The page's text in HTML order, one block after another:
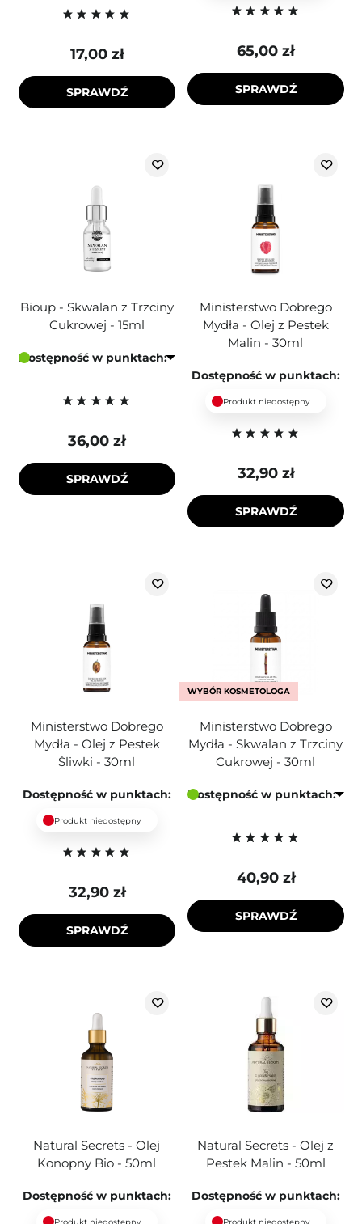
17,00 zł
SPRAWDŹ
65,00 zł
SPRAWDŹ
Bioup - Skwalan z Trzciny
Cukrowej - 15ml
Dostępność w punktach:
36,00 zł
SPRAWDŹ
Ministerstwo Dobrego
Mydła - Olej z Pestek
Malin - 30ml
Dostępność w punktach:
Produkt niedostępny
32,90 zł
SPRAWDŹ
Ministerstwo Dobrego
Mydła - Olej z Pestek
Śliwki - 30ml
Dostępność w punktach:
Produkt niedostępny
32,90 zł
SPRAWDŹ
WYBÓR KOSMETOLOGA
Ministerstwo Dobrego
Mydła - Skwalan z Trzciny
Cukrowej - 30ml
Dostępność w punktach:
40,90 zł
SPRAWDŹ
Natural Secrets - Olej
Konopny Bio - 50ml
Dostępność w punktach:
Produkt niedostępny
Natural Secrets - Olej z
Pestek Malin - 50ml
Dostępność w punktach:
Produkt niedostępny